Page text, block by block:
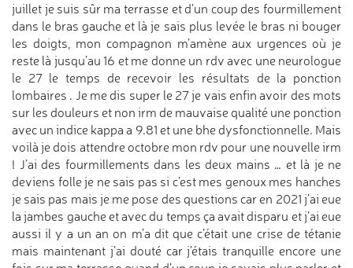
juillet je suis sûr ma terrasse et d’un coup des fourmillement
dans le bras gauche et là je sais plus levée le bras ni bouger
les doigts, mon compagnon m’amène aux urgences où je
reste là jusqu’au 16 et me donne un rdv avec une neurologue
le 27 le temps de recevoir les résultats de la ponction
lombaires . Je me dis super le 27 je vais enfin avoir des mots
sur les douleurs et non irm de mauvaise qualité une ponction
avec un indice kappa a 9.81 et une bhe dysfonctionnelle. Mais
voilà je dois attendre octobre mon rdv pour une nouvelle irm
! J’ai des fourmillements dans les deux mains … et là je ne
deviens folle je ne sais pas si c’est mes genoux mes hanches
je sais pas mais je me pose des questions car en 2021 j’ai eue
la jambes gauche et avec du temps ça avait disparu et j’ai eue
aussi il y a un an on m’a dit que c’était une crise de tétanie
mais maintenant j’ai douté car j’étais tranquille encore une